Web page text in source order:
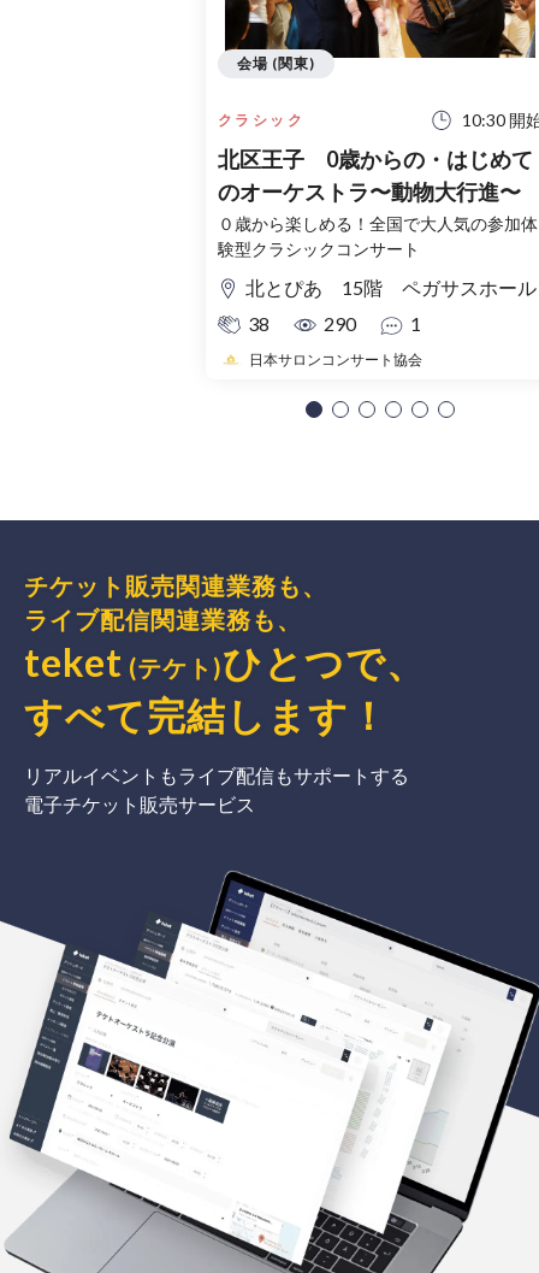
クラシック 10:30 開
北区王子 0歳からの・はじめて
のオーケストラ〜動物大行進〜
０歳から楽しめる！全国で大人気の参加体
験型クラシックコンサート
北とぴあ 15階 ペガサスホール
38
290 1
日本サロンコンサート協会
会場 (関東)
チケット販売関連業務も、
ライブ配信関連業務も、
teket (テケト)ひとつで、
すべて完結 します ！
リアルイベントもライブ配信もサポートする
電子チケット販売サービス